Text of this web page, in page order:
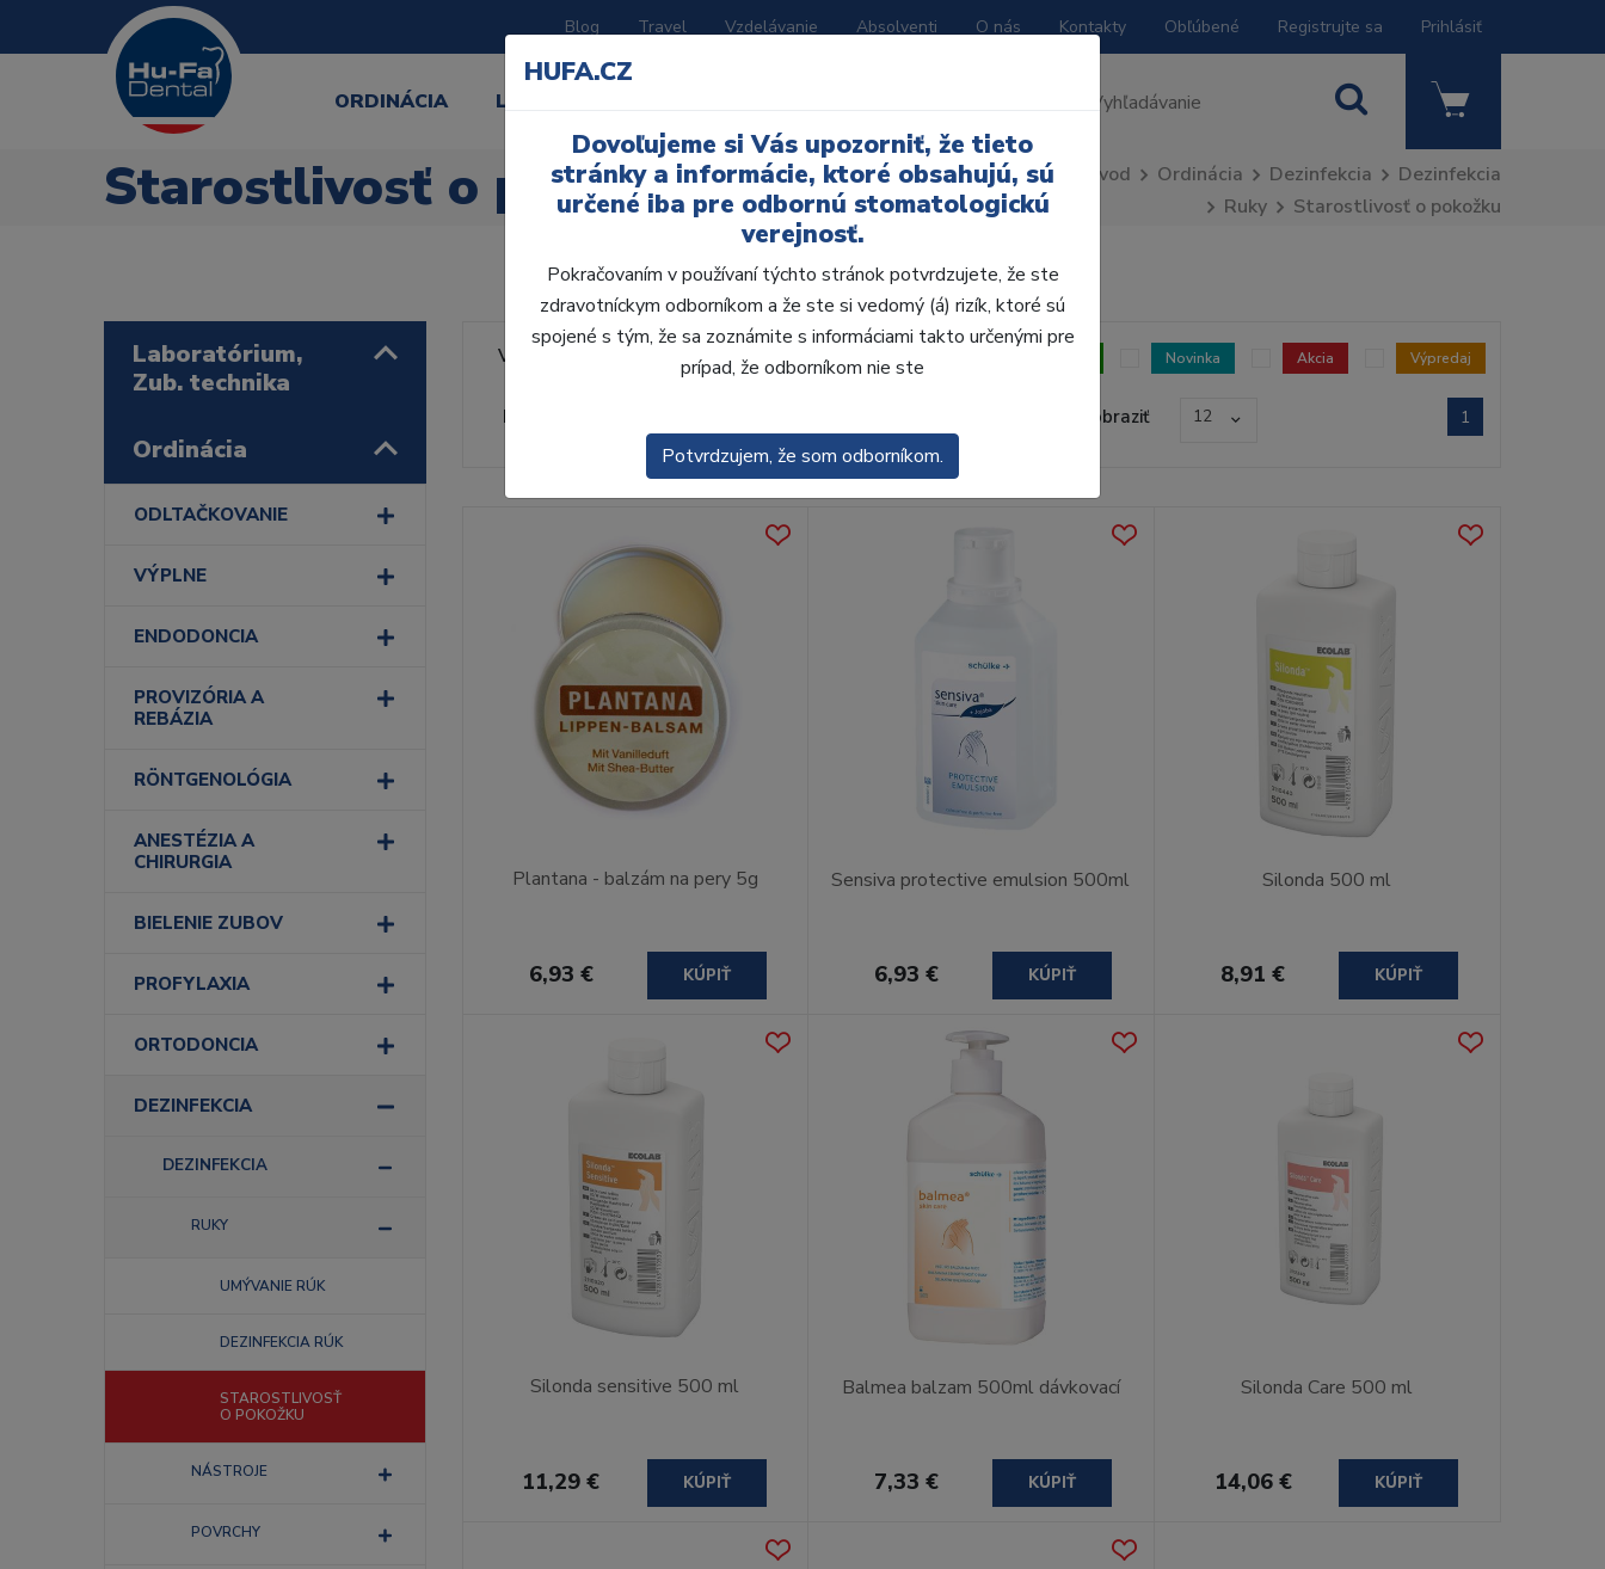
Blog Travel Vzdelávanie Absolventi O nás Kontakty Obľúbené Registrujte sa Prihlásiť
ORDINÁCIA LABORATÓRIUM
Starostlivosť o pokožku Úvod Ordinácia Dezinfekcia
Dezinfekcia
Ruky
Starostlivosť o pokožku
Laboratórium,
Zub. technika
Ordinácia
ODLTAČKOVANIE
VÝPLNE
ENDODONCIA
PROVIZÓRIA A
REBÁZIA
RÖNTGENOLÓGIA
ANESTÉZIA A
CHIRURGIA
BIELENIE ZUBOV
PROFYLAXIA
ORTODONCIA
DEZINFEKCIA
DEZINFEKCIA
RUKY
UMÝVANIE RÚK
DEZINFEKCIA RÚK
STAROSTLIVOSŤ
O POKOŽKU
NÁSTROJE
POVRCHY
Výrobca: Novinka Akcia Výpredaj
Radenie Zobraziť 12 1
Plantana - balzám na pery 5g
6,93 € KÚPIŤ
Sensiva protective emulsion 500ml
6,93 € KÚPIŤ
Silonda 500 ml
8,91 € KÚPIŤ
Silonda sensitive 500 ml
11,29 € KÚPIŤ
Balmea balzam 500ml dávkovací
7,33 € KÚPIŤ
Silonda Care 500 ml
14,06 € KÚPIŤ
HUFA.CZ
Dovoľujeme si Vás upozorniť, že tieto
stránky a informácie, ktoré obsahujú, sú
určené iba pre odbornú stomatologickú
verejnosť.
Pokračovaním v používaní týchto stránok potvrdzujete, že ste
zdravotníckym odborníkom a že ste si vedomý (á) rizík, ktoré sú
spojené s tým, že sa zoznámite s informáciami takto určenými pre
prípad, že odborníkom nie ste
Potvrdzujem, že som odborníkom.